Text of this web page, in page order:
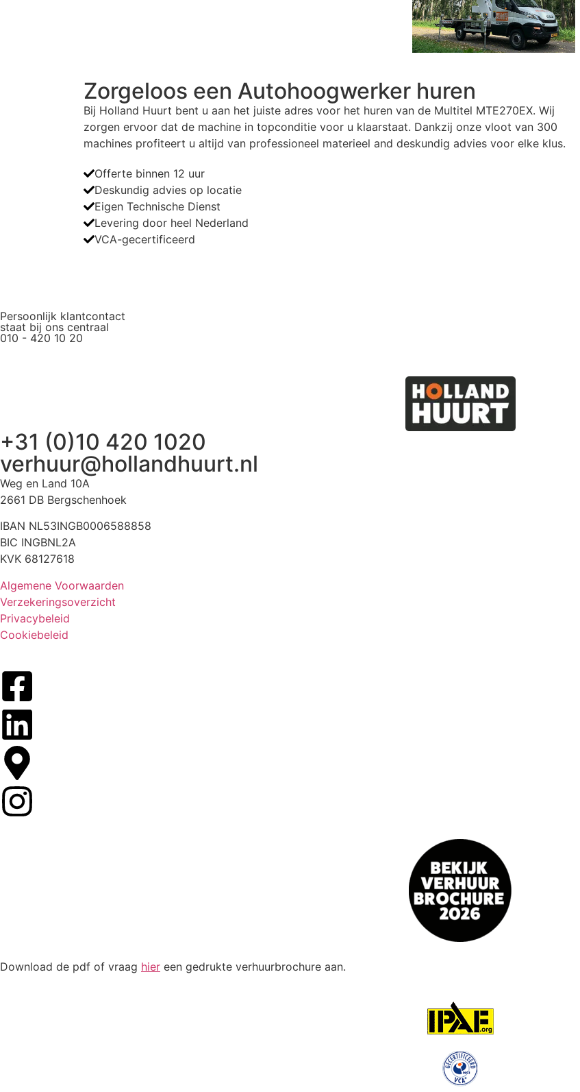
Zorgeloos een Autohoogwerker huren
Bij Holland Huurt bent u aan het juiste adres voor het huren van de Multitel MTE270EX. Wij
zorgen ervoor dat de machine in topconditie voor u klaarstaat. Dankzij onze vloot van 300
machines profiteert u altijd van professioneel materieel and deskundig advies voor elke klus.
Offerte binnen 12 uur
Deskundig advies op locatie
Eigen Technische Dienst
Levering door heel Nederland
VCA-gecertificeerd
Persoonlijk klantcontact
staat bij ons centraal
010 - 420 10 20
+31 (0)10 420 1020
verhuur@hollandhuurt.nl
Weg en Land 10A
2661 DB Bergschenhoek
IBAN NL53INGB0006588858
BIC INGBNL2A
KVK 68127618
Algemene Voorwaarden
Verzekeringsoverzicht
Privacybeleid
Cookiebeleid
Download de pdf of vraag hier een gedrukte verhuurbrochure aan.